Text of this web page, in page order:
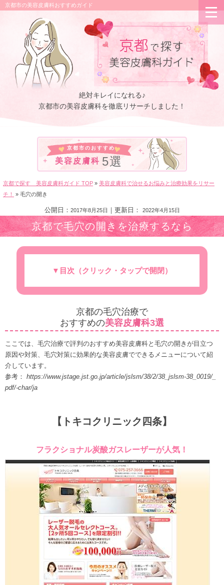
京都市の美容皮膚科おすすめガイド
絶対キレイになれる♪
京都市の美容皮膚科を徹底リサーチしました！
京都市のおすすめ
美容皮膚科 5選
京都で探す 美容皮膚科ガイド TOP » 美容皮膚科で治せるお悩みと治療効果をリサー
チ！
» 毛穴の開き
公開日： 2017年8月25日 ｜更新日： 2022年4月15日
京都で毛穴の開きを治療するなら
▼目次（クリック・タップで開閉）
毛穴治療でおすすめの美容皮膚科3選
「毛穴の開き・たるみ」の原因とは？
「毛穴の開き」が目立つ肌の特徴とは？
毛穴撲滅！セルフケアのポイントとは？
セルフケアで改善しないなら…専門医に相談し
毛穴対策に効果的な美容皮膚科にあるメニュー
毛穴の開きを放っておくとどうなる？
毛穴ケアのために日頃気をつけたい生活習慣
京都の毛穴治療で
おすすめの美容皮膚科3選
ここでは、毛穴治療で評判のおすすめ美容皮膚科と毛穴の開きが目立つ
原因や対策、毛穴対策に効果的な美容皮膚でできるメニューについて紹
介しています。
参考： https://www.jstage.jst.go.jp/article/jslsm/38/2/38_jslsm-38_0019/_
pdf/-char/ja
【トキコクリニック四条】
フラクショナル炭酸ガスレーザーが人気！